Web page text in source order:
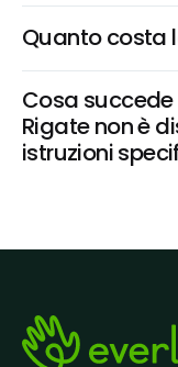
Quanto costa
Cosa succede
Rigate non è
istruzioni